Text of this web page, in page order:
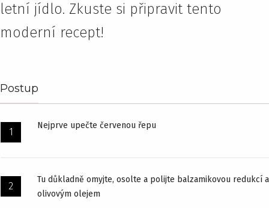
letní jídlo. Zkuste si připravit tento
moderní recept!
Postup
Nejprve upečte červenou řepu
Tu důkladně omyjte, osolte a polijte balzamikovou redukcí a
olivovým olejem